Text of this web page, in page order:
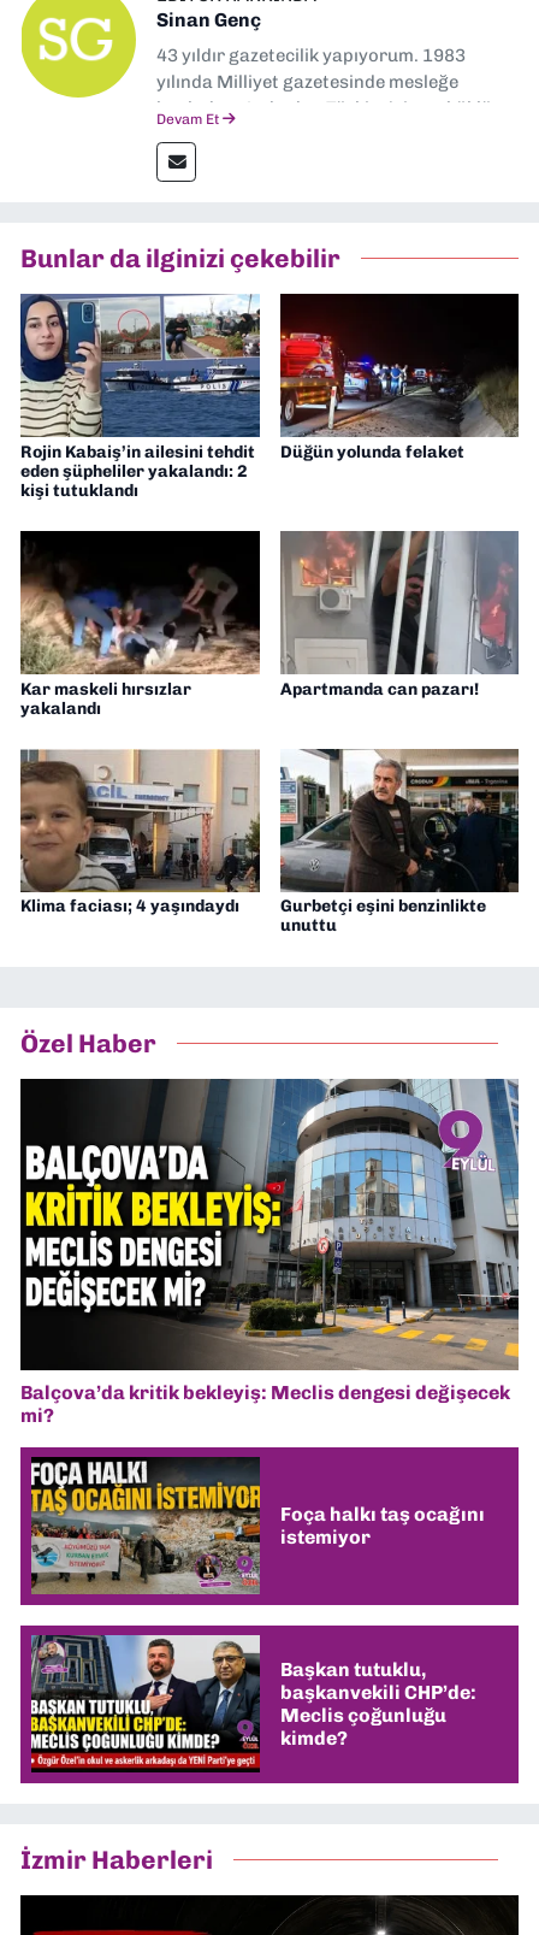
Sinan Genç
43 yıldır gazetecilik yapıyorum. 1983
yılında Milliyet gazetesinde mesleğe
başladım. Ardından Türkiye’nin en köklü
muhabir, editör, müdür yardımcısı ve spor
müdürü olarak görev yaptım. Ayrıca Yeni
Gazetesi'nde editörlük yapıyorum
Devam Et
Bunlar da ilginizi çekebilir
Rojin Kabaiş’in ailesini tehdit
eden şüpheliler yakalandı: 2
kişi tutuklandı
Düğün yolunda felaket
Kar maskeli hırsızlar
yakalandı
Apartmanda can pazarı!
Klima faciası; 4 yaşındaydı
Gurbetçi eşini benzinlikte
unuttu
Özel Haber
Balçova’da kritik bekleyiş: Meclis dengesi değişecek
mi?
Foça halkı taş ocağını
istemiyor
Başkan tutuklu,
başkanvekili CHP’de:
Meclis çoğunluğu
kimde?
İzmir Haberleri